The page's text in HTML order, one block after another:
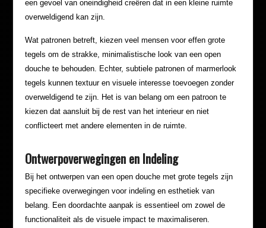
een gevoel van oneindigheid creëren dat in een kleine ruimte
overweldigend kan zijn.
Wat patronen betreft, kiezen veel mensen voor effen grote
tegels om de strakke, minimalistische look van een open
douche te behouden. Echter, subtiele patronen of marmerlook
tegels kunnen textuur en visuele interesse toevoegen zonder
overweldigend te zijn. Het is van belang om een patroon te
kiezen dat aansluit bij de rest van het interieur en niet
conflicteert met andere elementen in de ruimte.
Ontwerpoverwegingen en Indeling
Bij het ontwerpen van een open douche met grote tegels zijn
specifieke overwegingen voor indeling en esthetiek van
belang. Een doordachte aanpak is essentieel om zowel de
functionaliteit als de visuele impact te maximaliseren.